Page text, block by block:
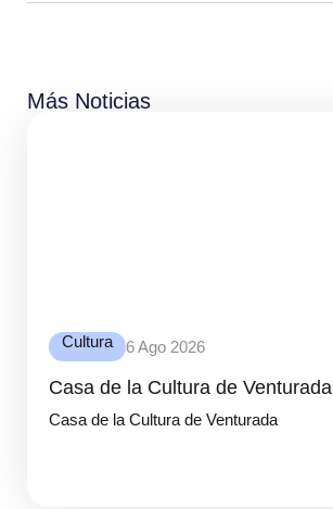
Más Noticias
Cultura 6 Ago 2026
Casa de la Cultura de Venturada
Casa de la Cultura de Venturada